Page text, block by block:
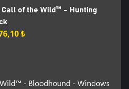
en nefes kesici yerlerden birini
bulunduğu vahşi yaşamı deneyimle.
Sibirya’nın buzlarla kalplı zorlu
en zorlu şartlarla
dünyada avının peşine düşerken
Oyun, topluluğun fikirleri dikkate
Call of the Wild™ - Hunting
₺
- Bloodhound - Windows